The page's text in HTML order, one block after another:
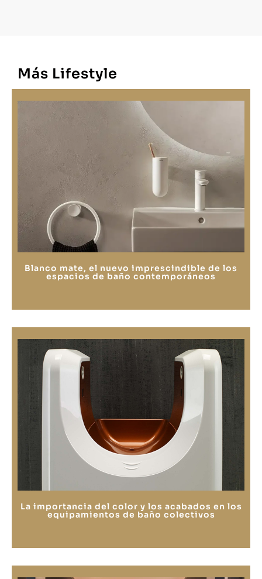
Más Lifestyle
Blanco mate, el nuevo imprescindible de los
espacios de baño contemporáneos
La importancia del color y los acabados en los
equipamientos de baño colectivos